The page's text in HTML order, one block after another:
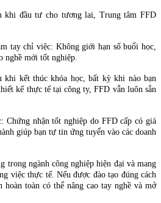
khi đầu tư cho tương lai, Trung tâm FFD
tay chỉ việc: Không giới hạn số buổi học,
nghề mới tốt nghiệp.
kết thúc khóa học, bất kỳ khi nào bạn
kế thực tế tại công ty, FFD vẫn luôn sẵn
Chứng nhận tốt nghiệp do FFD cấp có giá
giúp bạn tự tin ứng tuyển vào các doanh
trong ngành công nghiệp hiện đại và mang
việc thực tế. Nếu được đào tạo đúng cách
toàn có thể nâng cao tay nghề và mở